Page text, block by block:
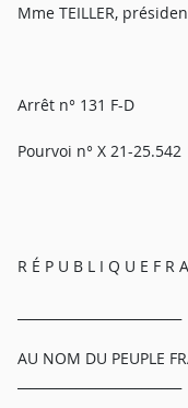
Mme TEILLER,
Arrêt n° 131 F-D
Pourvoi n° X 21-25.542
R É P U B L I Q U E F R
AU NOM DU PEUPLE